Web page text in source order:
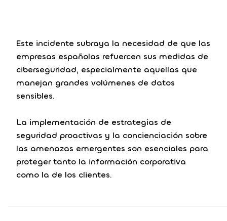
Este incidente subraya la necesidad de que las
empresas españolas refuercen sus medidas de
ciberseguridad, especialmente aquellas que
manejan grandes volúmenes de datos
sensibles.
La implementación de estrategias de
seguridad proactivas y la concienciación sobre
las amenazas emergentes son esenciales para
proteger tanto la información corporativa
como la de los clientes.